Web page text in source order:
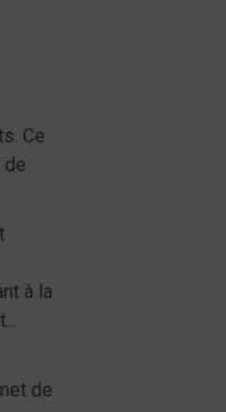
Ce
de
à la
de